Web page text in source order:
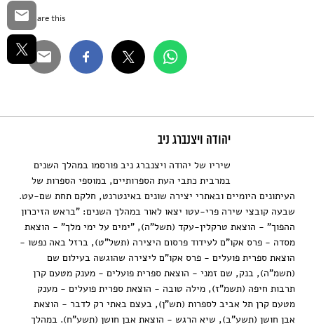
Share this...
יהודה ויצנברג ניב
שיריו של יהודה ויצנברג ניב פורסמו במהלך השנים
במרבית כתבי העת הספרותיים, במוספי הספרות של
העיתונים היומיים ובאתרי יצירה שונים באינטרנט, חלקם תחת שם-עט.
שבעה קובצי שירה פרי-עטו יצאו לאור במהלך השנים: "בראש הזיכרון
ההפוך" - הוצאת טרקלין-עקד (תשל"ה), "ימים על ימי מלך" - הוצאת
מסדה - פרס אקו"ם לעידוד פרסום היצירה (תשל"ט), ברזל באה נפשו -
הוצאת ספרית פועלים - פרס אקו"ם ליצירה שהוגשה בעילום שם
(תשמ"ה), בנק, שם זמני - הוצאת ספרית פועלים - מענק מטעם קרן
תרבות חיפה (תשמ"ז), מילה טובה - הוצאת ספרית פועלים - מענק
מטעם קרן תל אביב לספרות (תש"ן), בעצם באתי רק לדבר - הוצאת
אבן חושן (תשע"ב), שיא הרגש - הוצאת אבן חושן (תשע"ח). במהלך